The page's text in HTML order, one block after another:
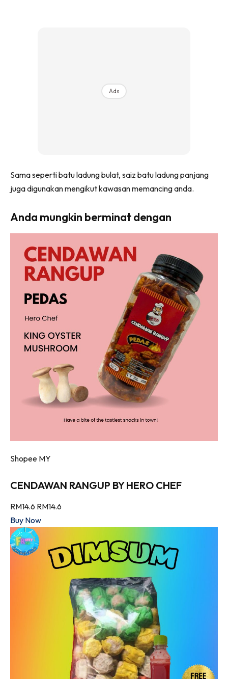
Ads
Sama seperti batu ladung bulat, saiz batu ladung panjang
juga digunakan mengikut kawasan memancing anda.
Anda mungkin berminat dengan
Shopee MY
CENDAWAN RANGUP BY HERO CHEF
RM14.6 RM14.6
Buy Now